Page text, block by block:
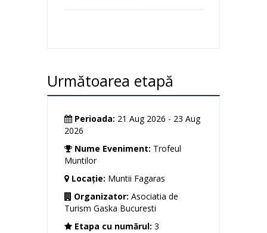
Următoarea etapă
Perioada: 21 Aug 2026 - 23 Aug
2026
Nume Eveniment: Trofeul
Muntilor
Locație: Muntii Fagaras
Organizator: Asociatia de
Turism Gaska Bucuresti
Etapa cu numărul: 3